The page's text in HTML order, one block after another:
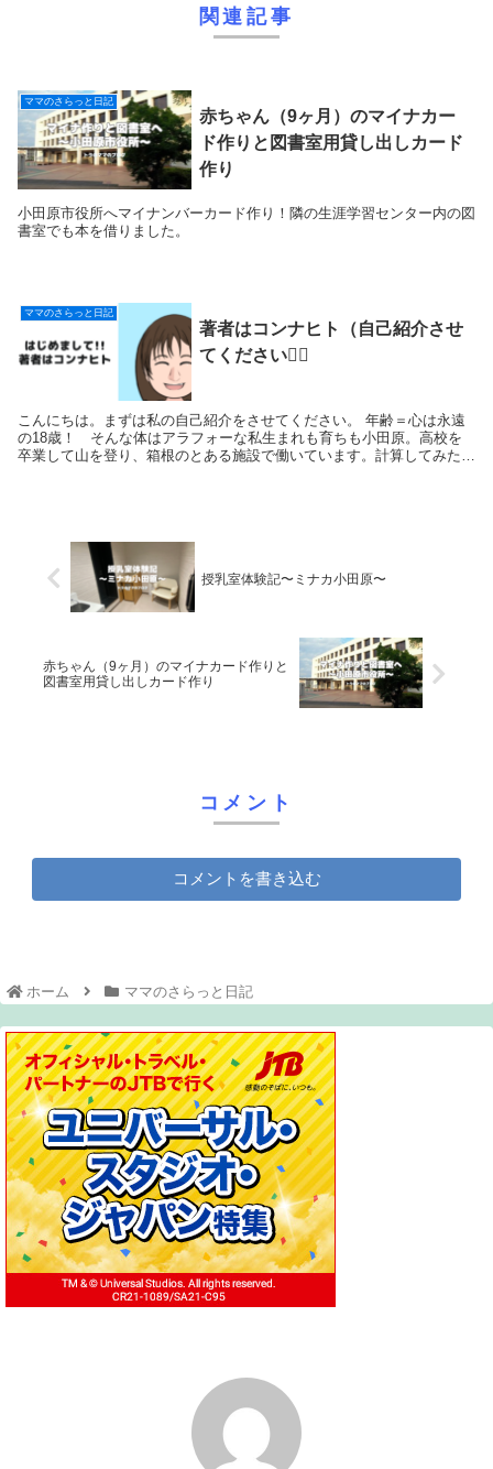
関連記事
ママのさらっと日記
赤ちゃん（9ヶ月）のマイナカー
ド作りと図書室用貸し出しカード
作り
小田原市役所へマイナンバーカード作り！隣の生涯学習センター内の図
書室でも本を借りました。
ママのさらっと日記
著者はコンナヒト（自己紹介させ
てください♡⃛
こんにちは。まずは私の自己紹介をさせてください。 年齢＝心は永遠
の18歳！ そんな体はアラフォーな私生まれも育ちも小田原。高校を
卒業して山を登り、箱根のとある施設で働いています。計算してみたら
授乳室体験記〜ミナカ小田原〜
赤ちゃん（9ヶ月）のマイナカード作りと
図書室用貸し出しカード作り
コメント
コメントを書き込む
ホーム ママのさらっと日記